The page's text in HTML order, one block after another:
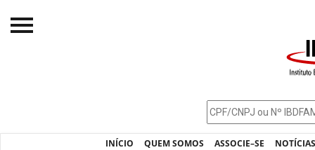
INÍCIO QUEM SOMOS ASSOCIE–SE